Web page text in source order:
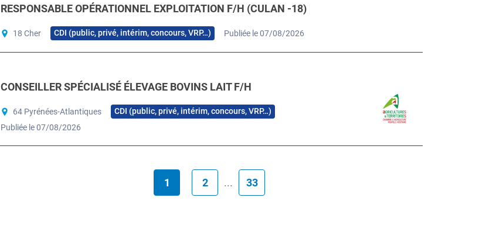
RESPONSABLE OPÉRATIONNEL EXPLOITATION F/H (CULAN -18)
18 Cher CDI (public, privé, intérim, concours, VRP…) Publiée le 07/08/2026
CONSEILLER SPÉCIALISÉ ÉLEVAGE BOVINS LAIT F/H
64 Pyrénées-Atlantiques
CDI (public, privé, intérim, concours, VRP…)
Publiée le 07/08/2026
1 2 ... 33